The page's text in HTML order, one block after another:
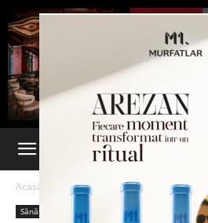
Acasă Sănătate
Sănătate Stiri din Iasi Știri din România